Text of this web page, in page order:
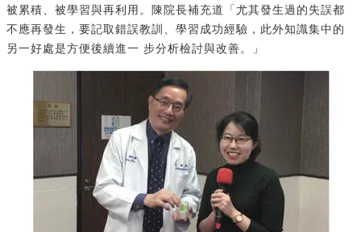
被累積、被學習與再利用。陳院長補充道「尤其發生過的失誤都
不應再發生，要記取錯誤教訓、學習成功經驗，此外知識集中的
另一好處是方便後續進一 步分析檢討與改善。」